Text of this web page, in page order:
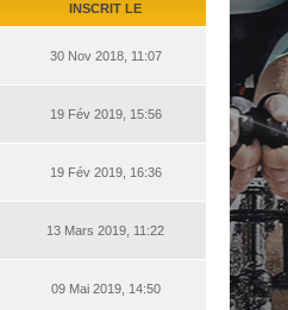
INSCRIT LE
30 Nov 2018, 11:07
19 Fév 2019, 15:56
19 Fév 2019, 16:36
13 Mars 2019, 11:22
09 Mai 2019, 14:50